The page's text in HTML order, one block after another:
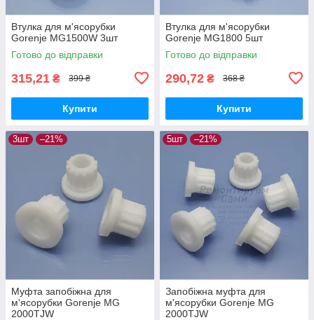
Втулка для м'ясорубки
Gorenje MG1500W 3шт
Готово до відправки
315,21 ₴ 399 ₴
Купити
Втулка для м'ясорубки
Gorenje MG1800 5шт
Готово до відправки
290,72 ₴ 368 ₴
Купити
3шт –21%
Муфта запобіжна для
м'ясорубки Gorenje MG
2000TJW
5шт –21%
Запобіжна муфта для
м'ясорубки Gorenje MG
2000TJW